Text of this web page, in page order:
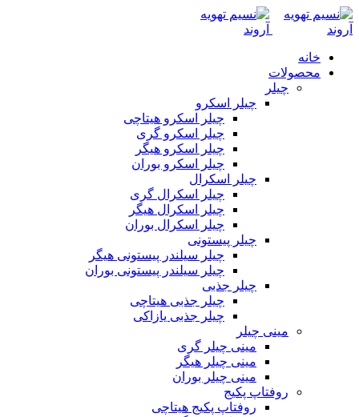
خانه
محصولات
چیلر
چیلر اسکرو
چیلر اسکرو هیتاچی
چیلر اسکرو گری
چیلر اسکرو هیگر
چیلر اسکرو بوران
چیلر اسکرال
چیلر اسکرال گری
چیلر اسکرال هیگر
چیلر اسکرال بوران
چیلر پیستونی
چیلر سیلندر پیستونی هیگر
چیلر سیلندر پیستونی بوران
چیلر جذبی
چیلر جذبی هیتاچی
چیلر جذبی یازاکی
مینی چیلر
مینی چیلر گری
مینی چیلر هیگر
مینی چیلر بوران
روفتاپ پکیج
روفتاپ پکیج هیتاچی